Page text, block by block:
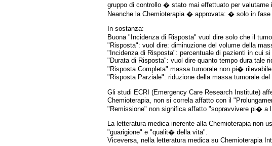
gruppo di controllo � stato mai effettuato per valutarne
Neanche la Chemioterapia � approvata: � solo in fase
In sostanza:
Buona "Incidenza di Risposta" vuol dire solo che il
"Risposta": vuol dire: diminuzione del volume della
"Incidenza di Risposta": percentuale di pazienti in cui
"Durata di Risposta": vuol dire quanto tempo dura tale
"Risposta Completa" massa tumorale non pi� rilevabile
"Risposta Parziale": riduzione della massa tumorale del
Gli studi ECRI (Emergency Care Research Institute)
Chemioterapia, non si correla affatto con il
"Remissione" non significa affatto "sopravvivere pi� a
La letteratura medica inerente alla Chemioterapia non
"guarigione" e "qualit� della vita".
Viceversa, nella letteratura medica su Chemioterapia